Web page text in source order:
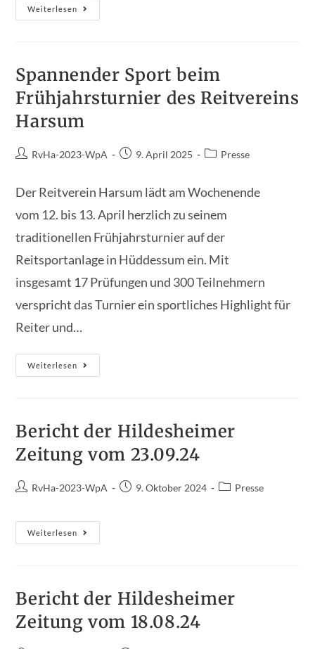
Weiterlesen
Erfolgreich,
Engagiert,
Jahreshauptversammlung
Des
Harsum
Spannender Sport beim
Frühjahrsturnier des Reitvereins
Harsum
Beitrags-
RvHa-2023-WpA
Beitrag9. April 2025
Beitrags-
Presse
Der Reitverein Harsum lädt am Wochenende
vom 12. bis 13. April herzlich zu seinem
traditionellen Frühjahrsturnier auf der
Reitsportanlage in Hüddessum ein. Mit
insgesamt 17 Prüfungen und 300 Teilnehmern
verspricht das Turnier ein sportliches Highlight für
Reiter und…
Weiterlesen
Spannender
Sport
Harsum
Bericht der Hildesheimer
Zeitung vom 23.09.24
Beitrags-
RvHa-2023-WpA
Beitrag9. Oktober 2024
Beitrags-
Presse
Weiterlesen
Bericht
Der
Bericht der Hildesheimer
Zeitung vom 18.08.24